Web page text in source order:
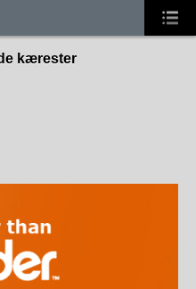
kærester